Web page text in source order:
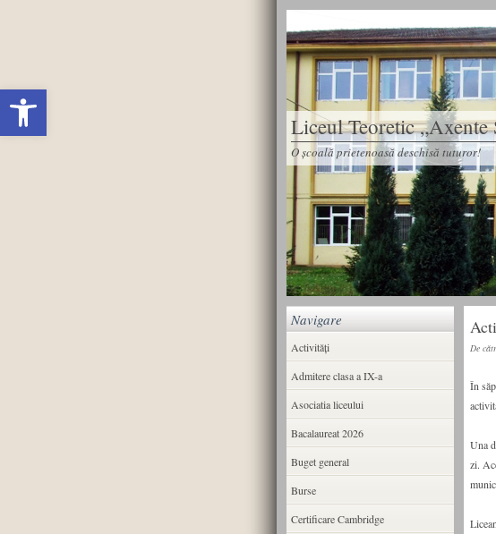
Deschide bara de unelte
Liceul Teoretic „Axente
O școală prietenoasă deschisă tuturor!
De
În
Una
zi.
Navigare
Activități
Admitere clasa a IX-a
Asociatia liceului
Bacalaureat 2026
Buget general
Burse
Certificare Cambridge